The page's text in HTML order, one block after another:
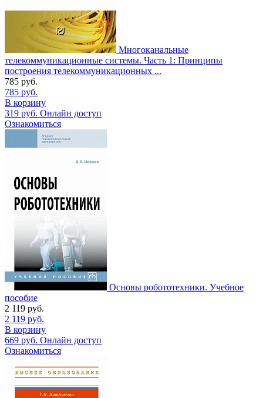
Многоканальные
телекоммуникационные системы. Часть 1: Принципы
построения телекоммуникационных ...
785 руб.
785 руб.
В корзину
319 руб. Онлайн доступ
Ознакомиться
Основы робототехники. Учебное
пособие
2 119 руб.
2 119 руб.
В корзину
669 руб. Онлайн доступ
Ознакомиться